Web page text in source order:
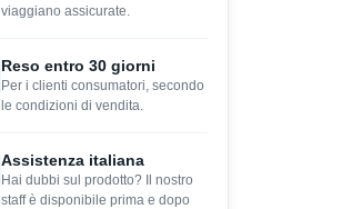
viaggiano assicurate.
Reso entro 30 giorni
Per i clienti consumatori, secondo
le condizioni di vendita.
Assistenza italiana
Hai dubbi sul prodotto? Il nostro
staff è disponibile prima e dopo